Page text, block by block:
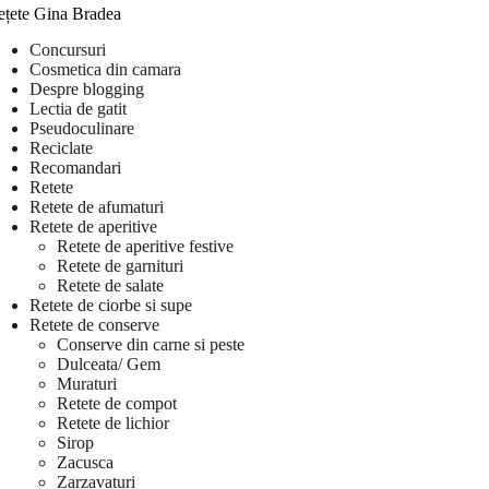
Gina Bradea
Concursuri
Cosmetica din camara
Despre blogging
Lectia de gatit
Pseudoculinare
Reciclate
Recomandari
Retete
Retete de afumaturi
Retete de aperitive
Retete de aperitive festive
Retete de garnituri
Retete de salate
Retete de ciorbe si supe
Retete de conserve
Conserve din carne si peste
Dulceata/ Gem
Muraturi
Retete de compot
Retete de lichior
Sirop
Zacusca
Zarzavaturi